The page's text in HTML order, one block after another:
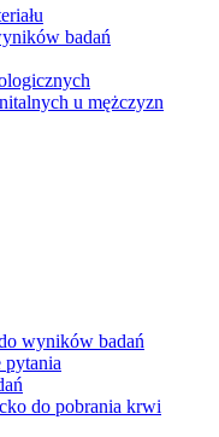
badań
u mężczyzn
wyników badań
pytania
do pobrania krwi